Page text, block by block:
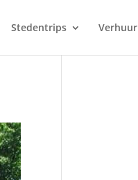
Stedentrips Verhuur